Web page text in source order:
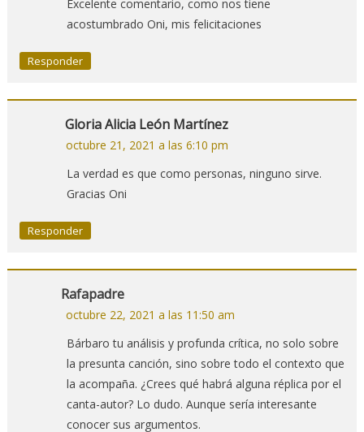
Excelente comentario, como nos tiene
acostumbrado Oni, mis felicitaciones
Responder
Gloria Alicia León Martínez
octubre 21, 2021 a las 6:10 pm
La verdad es que como personas, ninguno sirve.
Gracias Oni
Responder
Rafapadre
octubre 22, 2021 a las 11:50 am
Bárbaro tu análisis y profunda crítica, no solo sobre
la presunta canción, sino sobre todo el contexto que
la acompaña. ¿Crees qué habrá alguna réplica por el
canta-autor? Lo dudo. Aunque sería interesante
conocer sus argumentos.